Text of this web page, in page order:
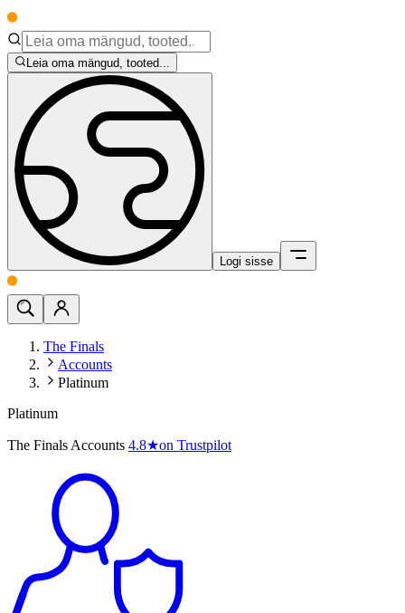
Leia oma mängud, tooted...
Logi sisse
The Finals
Accounts
Platinum
Platinum
The Finals Accounts 4.8★on Trustpilot